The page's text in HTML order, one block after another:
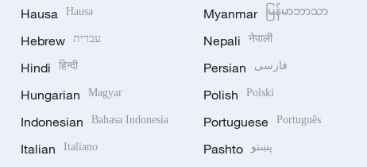
Hausa Hausa
Hebrew עברית
Hindi हिन्दी
Hungarian Magyar
Indonesian Bahasa Indonesia
Italian Italiano
Myanmar မြန်မာဘာသာ
Nepali नेपाली
Persian فارسی
Polish Polski
Portuguese Português
Pashto پښتو